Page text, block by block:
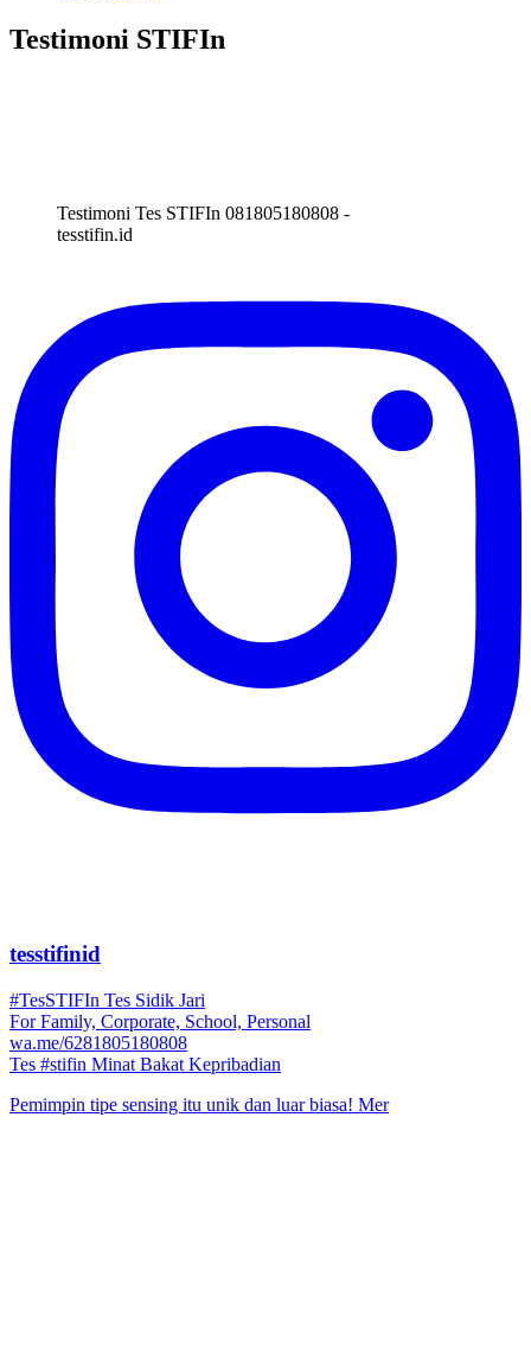
Testimoni STIFIn
Testimoni Tes STIFIn 081805180808 -
tesstifin.id
tesstifinid
#TesSTIFIn Tes Sidik Jari
For Family, Corporate, School, Personal
wa.me/6281805180808
Tes #stifin Minat Bakat Kepribadian
Pemimpin tipe sensing itu unik dan luar biasa! Mer